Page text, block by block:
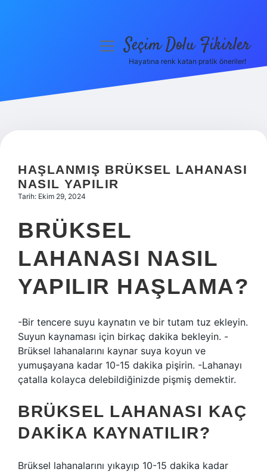
Hakkımızda
menüyüSeçim Dolu Fikirler
Hayatına renk katan pratik öneriler!
HAŞLANMIŞ BRÜKSEL LAHANASI
NASIL YAPILIR
Tarih: Ekim 29, 2024
BRÜKSEL
LAHANASI NASIL
YAPILIR HAŞLAMA?
-Bir tencere suyu kaynatın ve bir tutam tuz ekleyin.
Suyun kaynaması için birkaç dakika bekleyin. -
Brüksel lahanalarını kaynar suya koyun ve
yumuşayana kadar 10-15 dakika pişirin. -Lahanayı
çatalla kolayca delebildiğinizde pişmiş demektir.
BRÜKSEL LAHANASI KAÇ
DAKIKA KAYNATILIR?
Brüksel lahanalarını yıkayıp 10-15 dakika kadar